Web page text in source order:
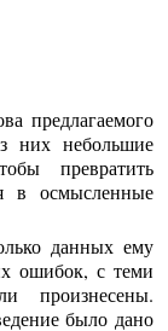
предлагаемого
них небольшие
превратить
в осмысленные
данных ему
ошибок, с теми
произнесены.
было дано